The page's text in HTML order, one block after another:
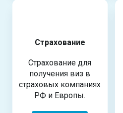
Страхование
Страхование для
получения виз в
страховых компаниях
РФ и Европы.